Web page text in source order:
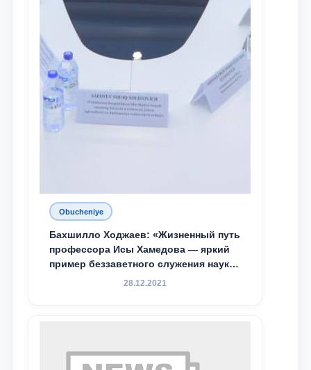
Obucheniye
Бахшилло Ходжаев: «Жизненный путь
профессора Исы Хамедова — яркий
пример беззаветного служения науке,
Родине и воспитанию молодого
28.12.2021